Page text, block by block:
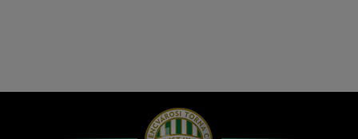
Hírek